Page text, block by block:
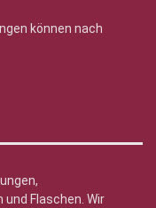
können nach
Flaschen. Wir